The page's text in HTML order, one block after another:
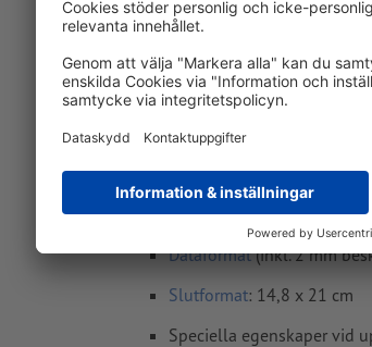
Levereras cirka:
Vikt: ca. 932 g
Dataformat(inkl. 2 mm
Slutformat: 14,8 x 21 cm
Speciella egenskaper vid